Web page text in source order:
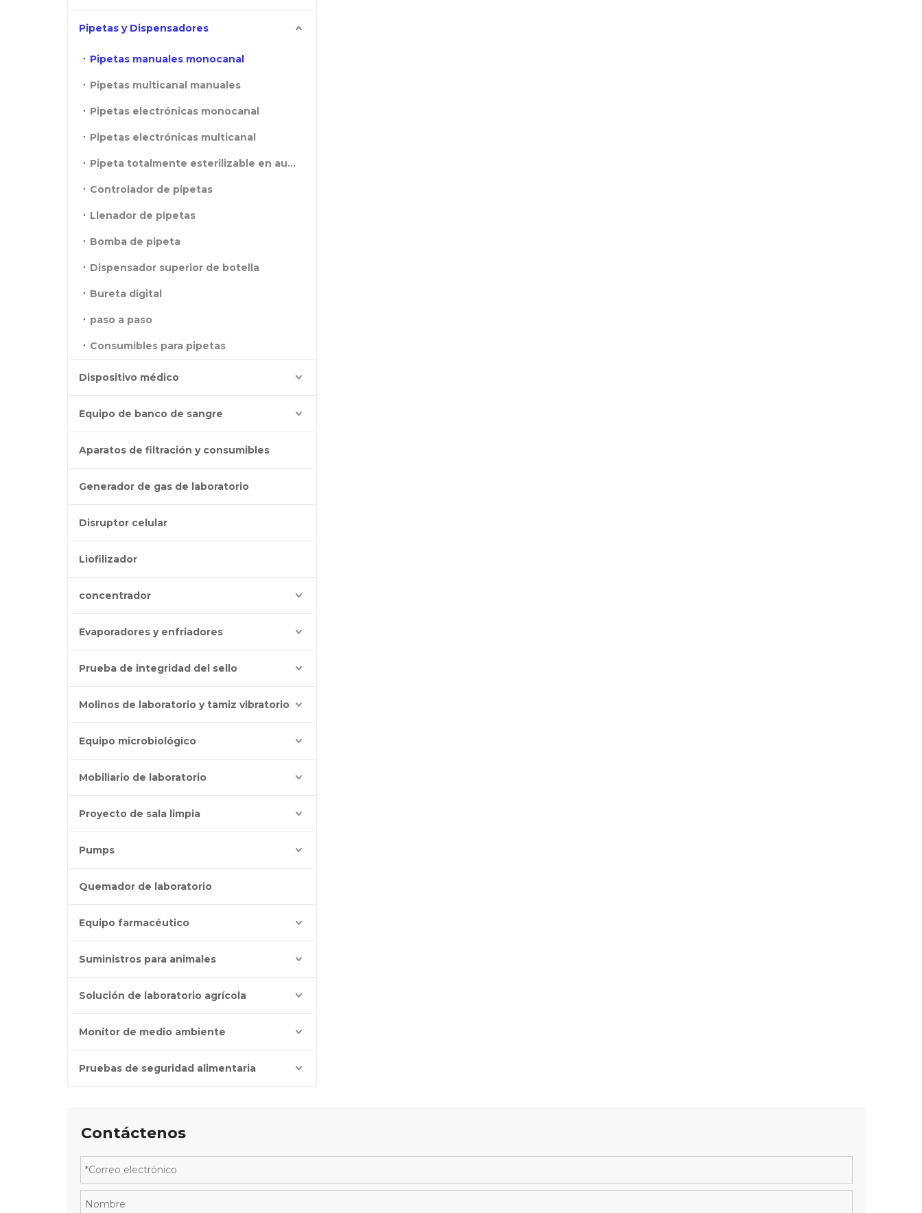
Pipetas y Dispensadores
Pipetas manuales monocanal
Pipetas multicanal manuales
Pipetas electrónicas monocanal
Pipetas electrónicas multicanal
Pipeta totalmente esterilizable en autoclave
Controlador de pipetas
Llenador de pipetas
Bomba de pipeta
Dispensador superior de botella
Bureta digital
paso a paso
Consumibles para pipetas
Dispositivo médico
Equipo de banco de sangre
Aparatos de filtración y consumibles
Generador de gas de laboratorio
Disruptor celular
Liofilizador
concentrador
Evaporadores y enfriadores
Prueba de integridad del sello
Molinos de laboratorio y tamiz vibratorio
Equipo microbiológico
Mobiliario de laboratorio
Proyecto de sala limpia
Pumps
Quemador de laboratorio
Equipo farmacéutico
Suministros para animales
Solución de laboratorio agrícola
Monitor de medio ambiente
Pruebas de seguridad alimentaria
Contáctenos